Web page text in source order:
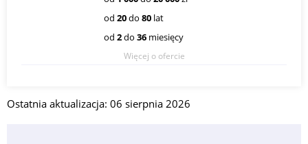
od 20do 80 lat
od 2do 36 miesięcy
Więcej o ofercie
Ostatnia aktualizacja: 06 sierpnia 2026